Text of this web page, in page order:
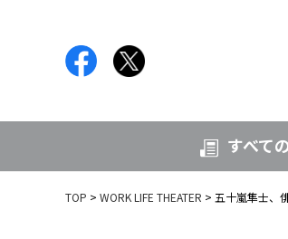
すべて
TOP WORK LIFE THEATER 五十嵐隼士、